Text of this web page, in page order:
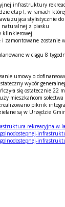
infrastruktury
etap I, w ramach
stylistycznie
naturalnej z piasku
klinkierowej
zamontowane zostanie
w ciągu 8
umowy o
wybór
się ostatecznie 22
mieszkańcom
piknik
są w Urzędzie
rekreacyjna-w-